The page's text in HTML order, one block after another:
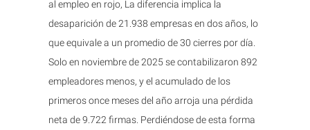
al empleo en rojo, La diferencia implica la
desaparición de 21.938 empresas en dos años, lo
que equivale a un promedio de 30 cierres por día.
Solo en noviembre de 2025 se contabilizaron 892
empleadores menos, y el acumulado de los
primeros once meses del año arroja una pérdida
neta de 9.722 firmas. Perdiéndose de esta forma